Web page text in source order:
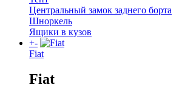
Центральный замок заднего борта
Шноркель
Ящики в кузов
+-
Fiat
Fiat